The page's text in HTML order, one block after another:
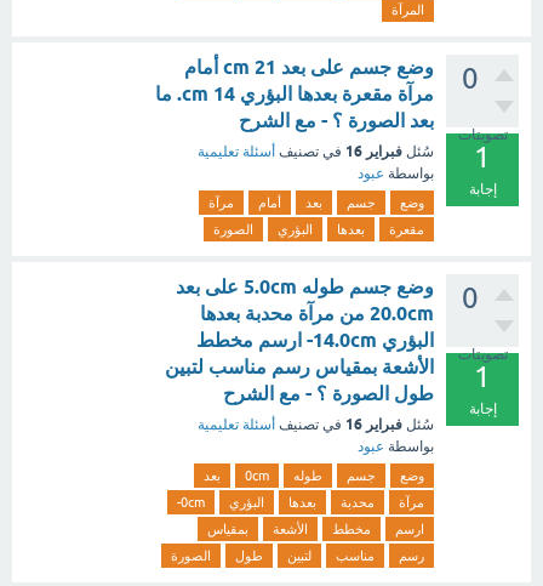
المرآة
0
تصويتات
1
إجابة
وضع جسم على بعد cm 21 أمام
مرآة مقعرة بعدها البؤري cm 14. ما
بعد الصورة ؟ - مع الشرح
سُئل فبراير 16 في تصنيف أسئلة تعليمية
بواسطة عبود
وضع جسم بعد أمام
مرآة
مقعرة
بعدها البؤري الصورة
0
تصويتات
1
إجابة
وضع جسم طوله 5.0cm على بعد
20.0cm من مرآة محدبة بعدها
البؤري 14.0cm- ارسم مخطط
الأشعة بمقياس رسم مناسب لتبين
طول الصورة ؟ - مع الشرح
سُئل فبراير 16 في تصنيف أسئلة تعليمية
بواسطة عبود
وضع جسم طوله 0cm
بعد
مرآة
محدبة بعدها البؤري
0cm-
ارسم
مخطط الأشعة
بمقياس
رسم
مناسب لتبين طول الصورة